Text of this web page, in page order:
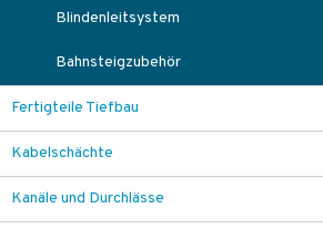
Blindenleitsystem
Bahnsteigzubehör
Fertigteile Tiefbau
Kabelschächte
Kanäle und Durchlässe